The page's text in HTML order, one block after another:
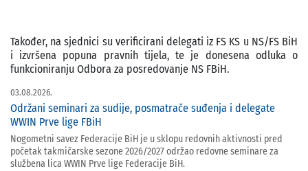
Također, na sjednici su verificirani delegati iz FS KS u NS/FS BiH
i izvršena popuna pravnih tijela, te je donesena odluka o
funkcioniranju Odbora za posredovanje NS FBiH.
03.08.2026.
Održani seminari za sudije, posmatrače suđenja i delegate
WWIN Prve lige FBiH
Nogometni savez Federacije BiH je u sklopu redovnih aktivnosti pred
početak takmičarske sezone 2026/2027 održao redovne seminare za
službena lica WWIN Prve lige Federacije BiH.